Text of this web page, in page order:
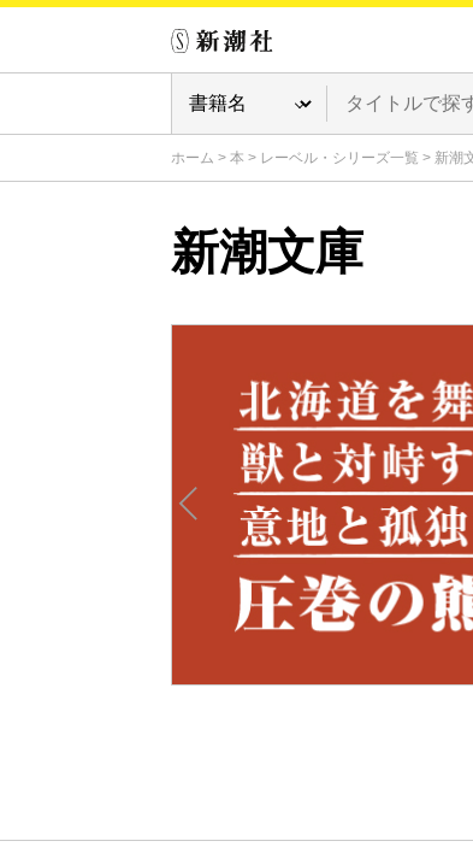
ホーム > 本 > レーベル・シリーズ一覧 > 新潮
新潮文庫